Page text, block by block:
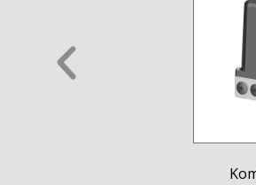
Komforthandrad